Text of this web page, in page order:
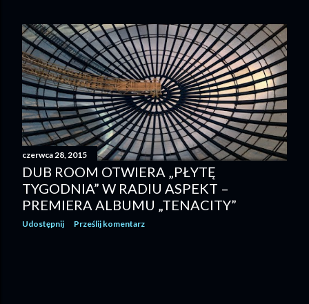
s
t
y
czerwca 28, 2015
DUB ROOM OTWIERA „PŁYTĘ
TYGODNIA” W RADIU ASPEKT –
PREMIERA ALBUMU „TENACITY”
Udostępnij Prześlij komentarz